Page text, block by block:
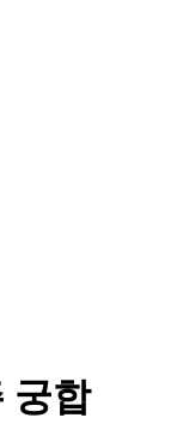
궁합